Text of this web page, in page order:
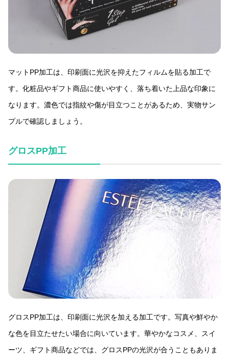
マットPP加工は、印刷面に光沢を抑えたフィルムを貼る加工で
す。化粧品やギフト商品に使いやすく、落ち着いた上品な印象に
なります。濃色では指紋や傷が目立つことがあるため、実物サン
プルで確認しましょう。
グロスPP加工
グロスPP加工は、印刷面に光沢を加える加工です。写真や鮮やか
な色を目立たせたい場合に向いています。華やかなコスメ、スイ
ーツ、ギフト商品などでは、グロスPPの光沢が合うこともありま